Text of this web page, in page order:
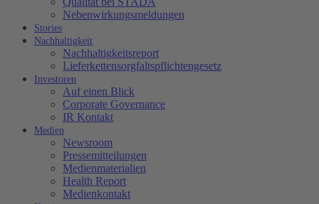
Nebenwirkungsmeldungen
Stories
Nachhaltigkeit
Nachhaltigkeitsreport
Lieferkettensorgfaltspflichtengesetz
Investoren
Auf einen Blick
Corporate Governance
IR Kontakt
Medien
Newsroom
Pressemitteilungen
Medienmaterialien
Health Report
Medienkontakt